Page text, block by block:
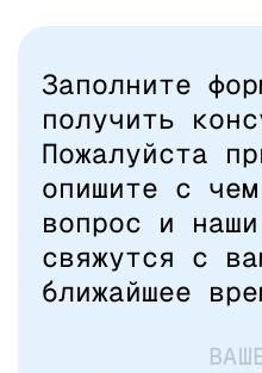
Заполните
получить
Пожалуйста
опишите с
вопрос и
свяжутся с
ближайшее